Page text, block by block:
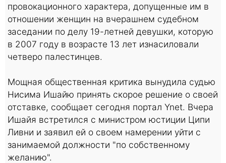
провокационного характера, допущенные им в
отношении женщин на вчерашнем судебном
заседании по делу 19-летней девушки, которую
в 2007 году в возрасте 13 лет изнасиловали
четверо палестинцев.
Мощная общественная критика вынудила судью
Нисима Ишайю принять скорое решение о своей
отставке, сообщает сегодня портал Ynet. Вчера
Ишайя встретился с министром юстиции Ципи
Ливни и заявил ей о своем намерении уйти с
занимаемой должности "по собственному
желанию".